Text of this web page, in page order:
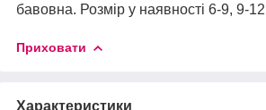
бавовна. Розмір у наявності 6-9, 9-
Приховати
Характеристики